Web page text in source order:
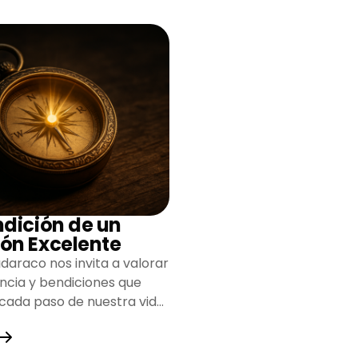
de un
Excelente
nos invita a valorar
y bendiciones que
paso de nuestra vida,